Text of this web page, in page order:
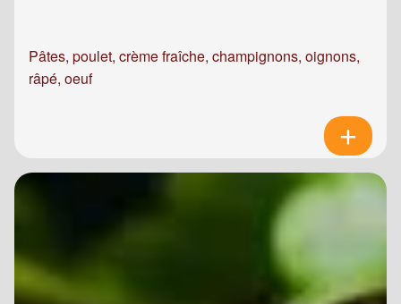
Pâtes, poulet, crème fraîche, champignons, oignons,
râpé, oeuf